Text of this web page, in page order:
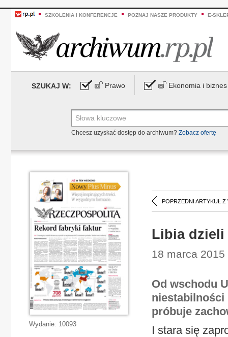
SZKOLENIA I KONFERENCJE POZNAJ NASZE PRODUKTY E-
SZUKAJ W: Prawo Ekonomia i biznes
Chcesz uzyskać dostęp do archiwum? Zobacz ofertę
POPRZEDNI ARTYKUŁ Z
Libia dzieli
18 marca 2015
Od wschodu
niestabilności
próbuje
I stara się
Wydanie: 10093